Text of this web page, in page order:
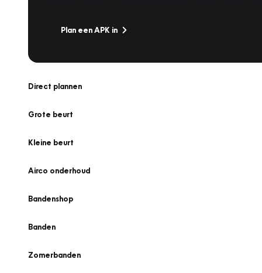
Plan een APK in
Direct plannen
Grote beurt
Kleine beurt
Airco onderhoud
Bandenshop
Banden
Zomerbanden